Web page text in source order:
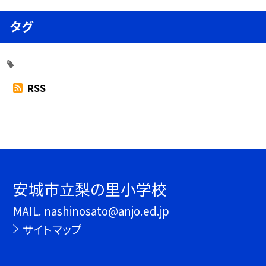
タグ
RSS
安城市立梨の里小学校
MAIL. nashinosato@anjo.ed.jp
サイトマップ